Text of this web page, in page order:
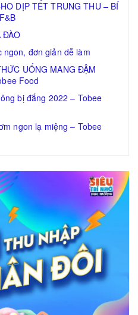
DỊP TẾT TRUNG THU – BÍ
ĐÀO
đơn giản dễ làm
UỐNG MANG ĐẬM
Food
bị đắng 2022 – Tobee
ngon lạ miệng – Tobee